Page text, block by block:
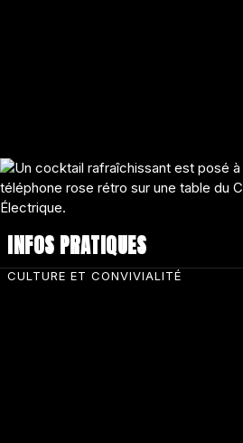
INFOS PRATIQUES
CULTURE ET CONVIVIALITÉ